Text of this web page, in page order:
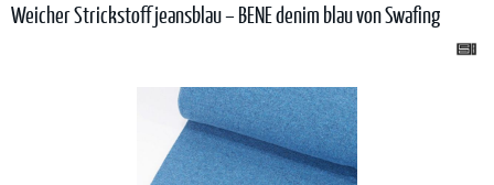
Weicher Strickstoff jeansblau – BENE denim blau von Swafing